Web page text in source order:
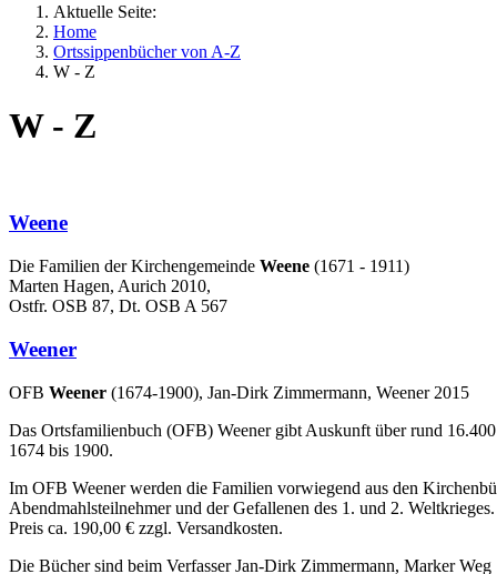
Aktuelle Seite:
Home
Ortssippenbücher von A-Z
W - Z
W - Z
Weene
Die Familien der Kirchengemeinde Weene (1671 - 1911)
Marten Hagen, Aurich 2010,
Ostfr. OSB 87, Dt. OSB A 567
Weener
OFB Weener (1674-1900), Jan-Dirk Zimmermann, Weener 2015
Das Ortsfamilienbuch (OFB) Weener gibt Auskunft über rund
1674 bis 1900.
Im OFB Weener werden die Familien vorwiegend aus den
Abendmahlsteilnehmer und der Gefallenen des 1. und 2.
Preis ca. 190,00 € zzgl. Versandkosten.
Die Bücher sind beim Verfasser Jan-Dirk Zimmermann, Marker